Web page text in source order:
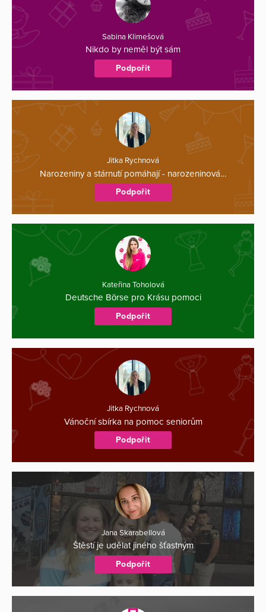
Sabina Klimešová
Nikdo by neměl být sám
Podpořit
Jitka Rychnová
Narozeniny a stárnutí pomáhají - narozeninová…
Podpořit
Kateřina Toholová
Deutsche Börse pro Krásu pomoci
Podpořit
Jitka Rychnová
Vánoční sbírka na pomoc seniorům
Podpořit
Jana Skarabellová
Štěstí je udělat jiného šťastným
Podpořit